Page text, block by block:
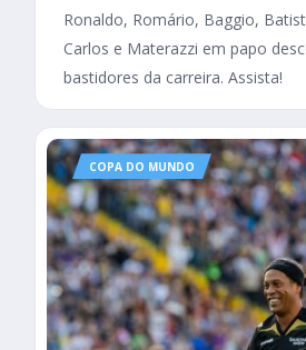
Ronaldo, Romário, Baggio,
Carlos e Materazzi em papo
bastidores da carreira. Assista!
COPA DO MUNDO